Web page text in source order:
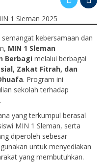
kebersamaan dan
MIN 1 Sleman
Berbagi melalui berbagai
Zakat Fitrah, dan
. Program ini
sekolah terhadap
yang terkumpul berasal
MIN 1 Sleman, serta
diperoleh sebesar
untuk menyediakan
yang membutuhkan.